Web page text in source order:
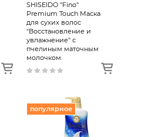
SHISEIDO "Fino"
Premium Touch Маска
для сухих волос
"Восстановление и
увлажнение" с
пчелиным маточным
молочком.
популярное